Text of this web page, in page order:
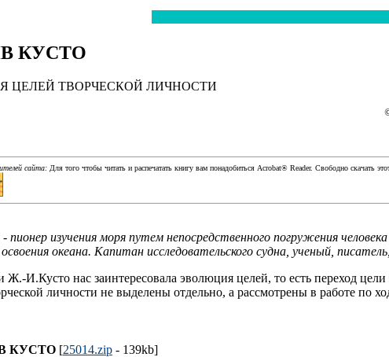
КУСТО
ЦЕЛЕЙ ТВОРЧЕСКОЙ ЛИЧНОСТИ
сайта: Для того чтобы читать и распечатать книгу вам понадобиться Acrobat® Reader. Свободно скачать
изучения моря путем непосредственного погружения
освоения океана. Капитан исследовательского судна, ученый,
Ж.-И.Кусто нас заинтересовала эволюция целей, то есть переход
личности не выделены отдельно, а рассмотрены в работе по
КУСТО [25014.zip - 139kb]